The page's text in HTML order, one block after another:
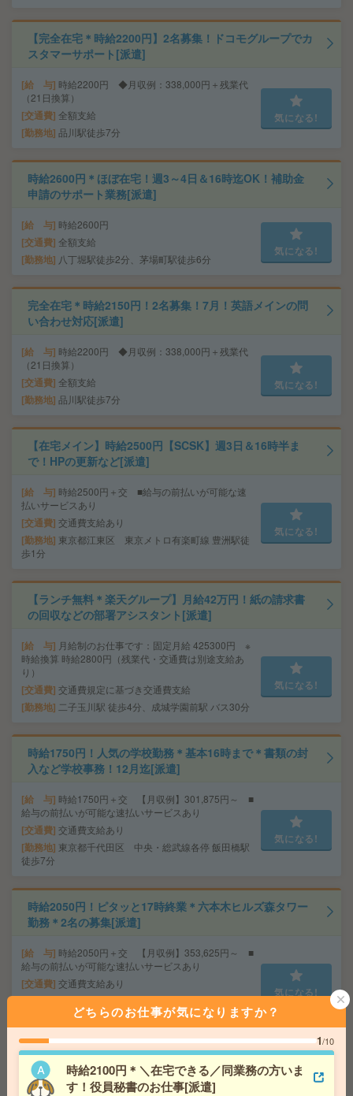
【完全在宅＊時給2200円】2名募集！ドコモグループでカ
スタマーサポート[派遣]
給 与 時給2200円 ◆月収例：338,000円＋残業代
（21日換算）
交通費 全額支給
勤務地 品川駅徒歩7分
気になる!
時給2600円＊ほぼ在宅！週3～4日＆16時迄OK！補助金
申請のサポート業務[派遣]
給 与 時給2600円
交通費 全額支給
勤務地 八丁堀駅徒歩2分、茅場町駅徒歩6分
気になる!
完全在宅＊時給2150円！2名募集！7月！英語メインの問
い合わせ対応[派遣]
給 与 時給2200円 ◆月収例：338,000円＋残業代
（21日換算）
交通費 全額支給
勤務地 品川駅徒歩7分
気になる!
【在宅メイン】時給2500円【SCSK】週3日＆16時半ま
で！HPの更新など[派遣]
給 与 時給2500円＋交 ■給与の前払いが可能な速
払いサービスあり
交通費 交通費支給あり
勤務地 東京都江東区 東京メトロ有楽町線 豊洲駅徒
歩1分
気になる!
【ランチ無料＊楽天グループ】月給42万円！紙の請求書
の回収などの部署アシスタント[派遣]
給 与 月給制のお仕事です：固定月給 425300円 ※
時給換算 時給2800円（残業代・交通費は別途支給あ
り）
交通費 交通費規定に基づき交通費支給
勤務地 二子玉川駅 徒歩4分、成城学園前駅 バス30分
気になる!
時給1750円！人気の学校勤務＊基本16時まで＊書類の封
入など学校事務！12月迄[派遣]
給 与 時給1750円＋交 【月収例】301,875円～ ■
給与の前払いが可能な速払いサービスあり
交通費 交通費支給あり
勤務地 東京都千代田区 中央・総武線各停 飯田橋駅
徒歩7分
気になる!
時給2050円！ピタッと17時終業＊六本木ヒルズ森タワー
勤務＊2名の募集[派遣]
給 与 時給2050円＋交 【月収例】353,625円～ ■
給与の前払いが可能な速払いサービスあり
交通費 交通費支給あり
勤務地 東京都港区 東京メトロ日比谷線 六本木駅徒
気になる!
座り仕事！給与即払いOK！高時給！品質検査・データ入
力[派遣]
どちらのお仕事が気になりますか？
1/10
時給2100円＊＼在宅できる／同業務の方いま
す！役員秘書のお仕事[派遣]